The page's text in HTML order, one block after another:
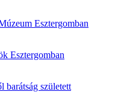
Esztergomban
Esztergomban
barátság született